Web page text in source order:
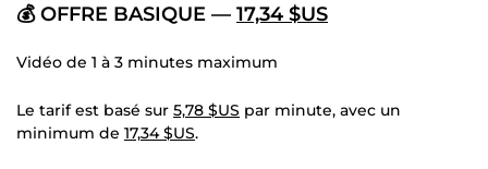
💰 OFFRE BASIQUE — 17,34 $US
Vidéo de 1 à 3 minutes maximum
Le tarif est basé sur 5,78 $US par minute, avec un
minimum de 17,34 $US.